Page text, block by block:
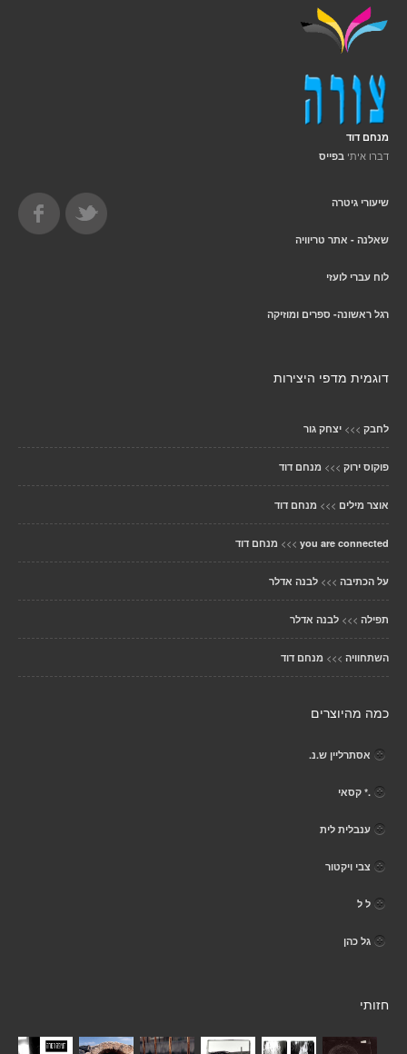
מנחם דוד
דברו איתי בפייס
שיעורי גיטרה
שאלנה - אתר טריוויה
לוח עברי לועזי
רגל ראשונה- ספרים ומוזיקה
דוגמית מדפי היצירות
לחבק >>> יצחק גור
פוקוס ירוק >>> מנחם דוד
אוצר מילים >>> מנחם דוד
you are connected
>>> מנחם דוד
על הכתיבה >>> לבנה אדלר
תפילה >>> לבנה אדלר
השתחוויה >>> מנחם דוד
כמה מהיוצרים
אסתרליין ש.נ.
.* קסאי
ענבלית לית
צבי ויקטור
ל ל
גל כהן
חזותי